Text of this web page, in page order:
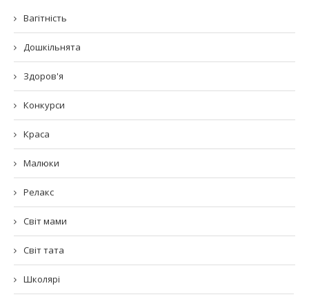
Вагітність
Дошкільнята
Здоров'я
Конкурси
Краса
Малюки
Релакс
Світ мами
Світ тата
Школярі